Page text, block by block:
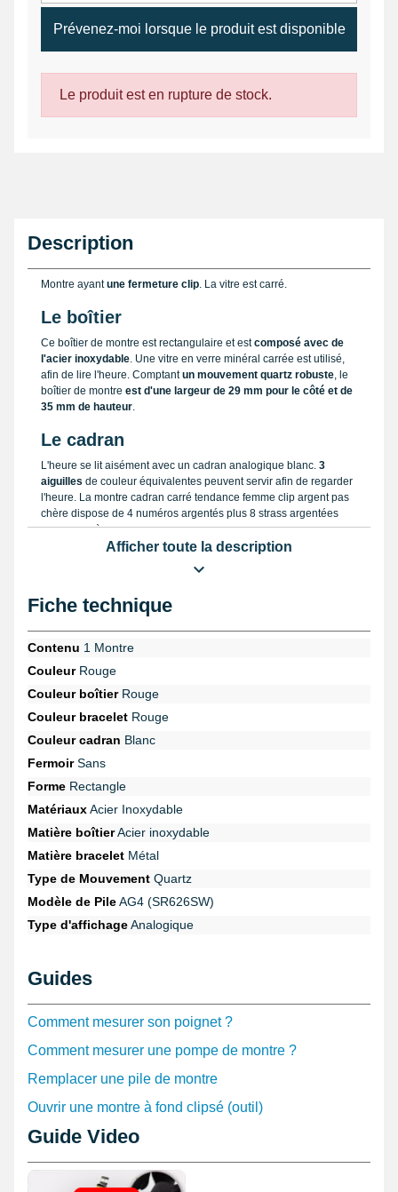
Prévenez-moi lorsque le produit est disponible
Le produit est en rupture de stock.
Description
Montre ayantune fermeture clip . La vitre est carré.
Le boîtier
Ce boîtier de montre est rectangulaire et estcomposé avec de
l'acier inoxydable . Une vitre en verre minéral carrée est utilisé,
afin de lire l'heure. Comptantun mouvement quartz robuste , le
boîtier de montre est d'une largeur de 29 mm pour le côté et de
35 mm de hauteur
Le cadran
L'heure se lit aisément avec un cadran analogique blanc. 3
aiguilles de couleur équivalentes peuvent servir afin de regarder
l'heure. La montre cadran carré tendance femme clip argent pas
chère dispose de 4 numéros argentés plus 8 strass argentées
comme repères.
mesure 20 mm en largeur. Ce bracelet ne comporte pas de
fermeture, des ressorts assurent le réglage au niveau du poignet
et se porte comme un véritable bijou.
Afficher toute la description
Fiche technique
Contenu 1 Montre
CouleurRouge
Couleur boîtierRouge
Couleur bracelet Rouge
Couleur cadran Blanc
FermoirSans
Forme Rectangle
MatériauxAcier Inoxydable
Matière boîtierAcier inoxydable
Matière bracelet Métal
Type de Mouvement Quartz
Modèle de PileAG4 (SR626SW)
Type d'affichageAnalogique
Guides
Comment mesurer son poignet ?
Comment mesurer une pompe de montre ?
Remplacer une pile de montre
Ouvrir une montre à fond clipsé (outil)
Guide Video